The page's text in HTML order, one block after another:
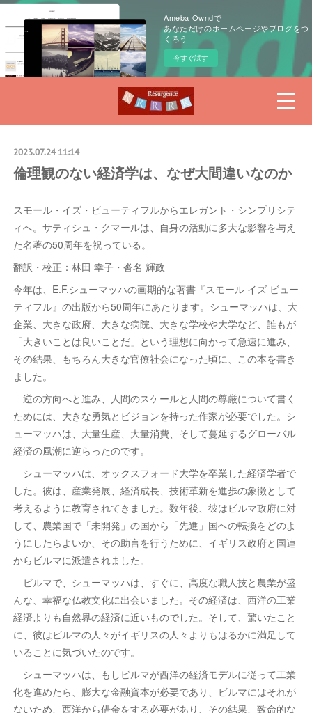
Ameba Owndで
あなただけのホームページやブログをつ
くろう
今すぐ試す
2023.07.24 11:14
倫理観のない経済学は、なぜ大間違いなのか
スモール・イズ・ビューティフルからエレガント・シンプリシテ
ィへ。サティシュ・クマールは、自身の活動に多大な影響を与え
た名著の50周年を祝っている。
翻訳・校正：林田 幸子・沓名 輝政
今年は、E.F.シューマッハの画期的な著書『スモール イズ ビュー
ティフル』の出版から50周年にあたります。シューマッハは、大
企業、大きな政府、大きな病院、大きな学校や大学など、誰もが
「大きいことは良いことだ」という理想に向かって急速に進み、
その結果、もちろん大きな官僚社会になった頃に、この本を書き
ました。
逆の方向へと進み、人間のスケールと人間の尊厳について書く
ためには、大きな勇気とビジョンを持った作家が必要でした。シ
ューマッハは、大量生産、大量消費、そして蔓延するグローバル
経済の風潮に逆らったのです。
シューマッハは、オックスフォード大学を卒業した経済学者で
した。彼は、産業発展、経済成長、技術革新を進歩の象徴として
考えるように教育されてきました。数年後、彼はビルマ政府に対
して、農業国で「未開発」の国から「先進」国への転換をどのよ
うにしたらよいか、その助言を行うために、イギリス政府と国連
からビルマに派遣されました。
ビルマで、シューマッハは、すぐに、高度な職人技と農業が盛
んな、幸福な仏教文化に出会いました。その経済は、西洋の工業
経済よりも自然界の経済に近いものでした。そして、驚いたこと
に、彼はビルマの人々がイギリスの人々よりもはるかに満足して
いることに気づいたのです。
シューマッハは、もしビルマが西洋の経済モデルに従って工業
化を進めたら、膨大な金融資本が必要であり、ビルマにはそれが
ないため、西洋から借金をする必要があり、その結果、致命的な